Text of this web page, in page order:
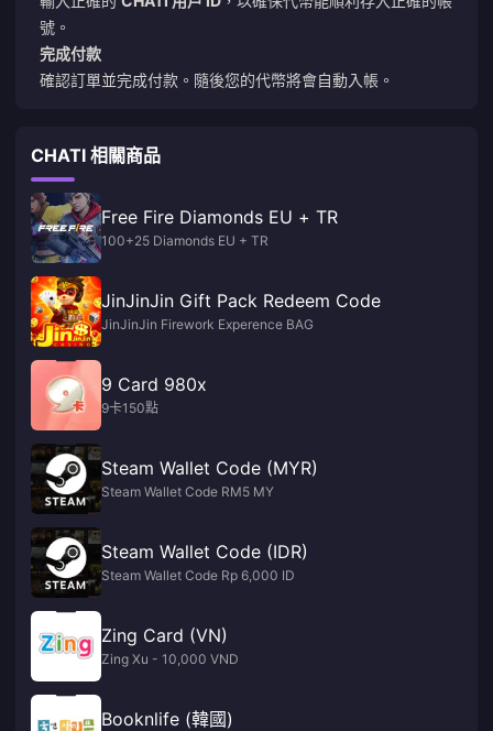
號。
完成付款
確認訂單並完成付款。隨後您的代幣將會自動入帳。
CHATI 相關商品
Free Fire Diamonds EU + TR
100+25 Diamonds EU + TR
JinJinJin Gift Pack Redeem Code
JinJinJin Firework Experence BAG
9 Card 980x
9卡150點
Steam Wallet Code (MYR)
Steam Wallet Code RM5 MY
Steam Wallet Code (IDR)
Steam Wallet Code Rp 6,000 ID
Zing Card (VN)
Zing Xu - 10,000 VND
Booknlife (韓國)